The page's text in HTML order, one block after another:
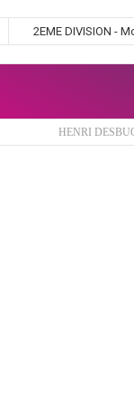
2EME DIVISION -
HENRI